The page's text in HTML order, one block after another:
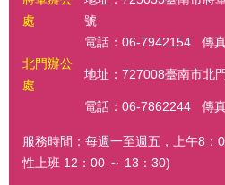
處
號
電話：06-7942154 傳
北門辦公
處
地址：727008臺南市北
電話：06-7862244 傳
服務時間：每週一至週五，上午8
性上班 12：00 ～ 13：30)